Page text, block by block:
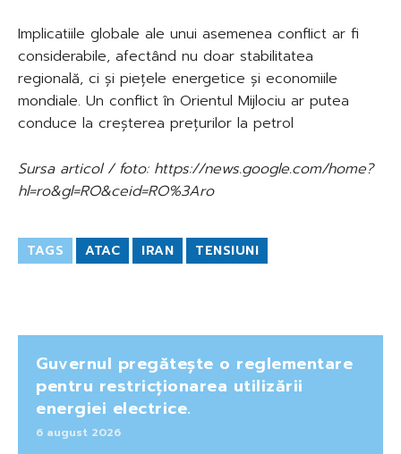
Implicatiile globale ale unui asemenea conflict ar fi
considerabile, afectând nu doar stabilitatea
regională, ci și piețele energetice și economiile
mondiale. Un conflict în Orientul Mijlociu ar putea
conduce la creșterea prețurilor la petrol
Sursa articol / foto: https://news.google.com/home?
hl=ro&gl=RO&ceid=RO%3Aro
TAGS ATAC IRAN TENSIUNI
Guvernul pregătește o reglementare
pentru restricționarea utilizării
energiei electrice.
6 august 2026